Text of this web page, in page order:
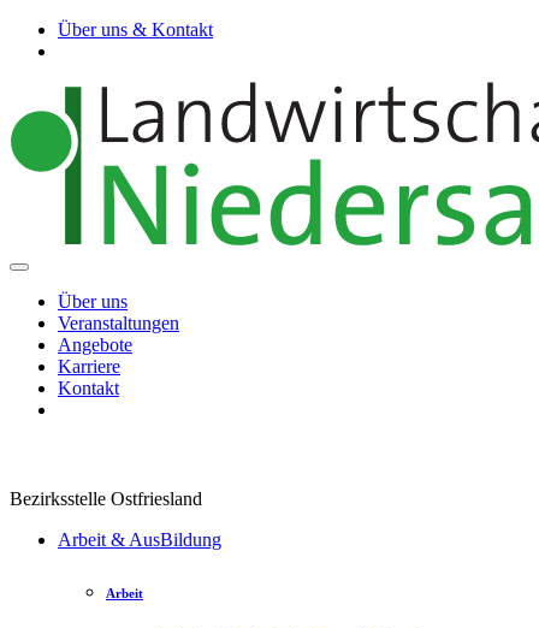
Über uns & Kontakt
Über uns
Veranstaltungen
Angebote
Karriere
Kontakt
Bezirksstelle Ostfriesland
Arbeit & AusBildung
Arbeit